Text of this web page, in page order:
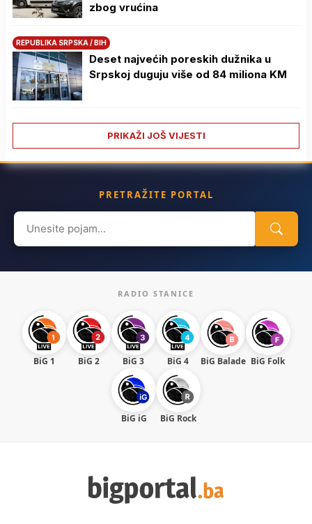
zbog vrućina
REPUBLIKA SRPSKA / BIH
Deset najvećih poreskih dužnika u
Srpskoj duguju više od 84 miliona KM
PRIKAŽI JOŠ VIJESTI
PRETRAŽITE PORTAL
Search
for:
RADIO STANICE
BiG 1 BiG 2 BiG 3 BiG 4 BiG Balade BiG Folk
BiG iG BiG Rock